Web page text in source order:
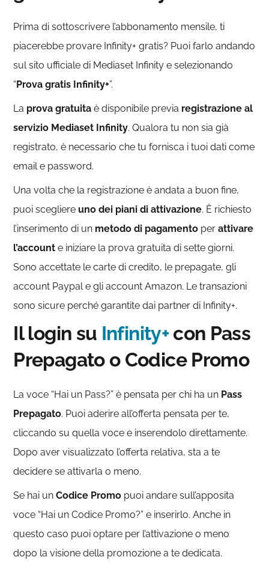
Prima di sottoscrivere l’abbonamento mensile, ti
piacerebbe provare Infinity+ gratis? Puoi farlo andando
sul sito ufficiale di Mediaset Infinity e selezionando
“Prova gratis Infinity+”.
La prova gratuita è disponibile previa registrazione al
servizio Mediaset Infinity. Qualora tu non sia già
registrato, è necessario che tu fornisca i tuoi dati come
email e password.
Una volta che la registrazione è andata a buon fine,
puoi scegliereuno dei piani di attivazione. È richiesto
l’inserimento di un metodo di pagamento perattivare
l’accounte iniziare la prova gratuita di sette giorni.
Sono accettate le carte di credito, le prepagate, gli
account Paypal e gli account Amazon. Le transazioni
sono sicure perché garantite dai partner di Infinity+.
Il login su Infinity+con Pass
Prepagato o Codice Promo
La voce “Hai un Pass?” è pensata per chi ha un Pass
Prepagato. Puoi aderire all’offerta pensata per te,
cliccando su quella voce e inserendolo direttamente.
Dopo aver visualizzato l’offerta relativa, sta a te
decidere se attivarla o meno.
Se hai unCodice Promo puoi andare sull’apposita
voce “Hai un Codice Promo?” e inserirlo. Anche in
questo caso puoi optare per l’attivazione o meno
dopo la visione della promozione a te dedicata.